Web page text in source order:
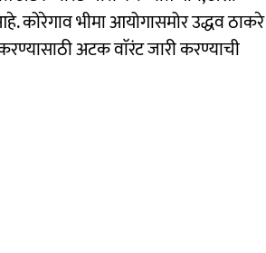
कोरेगाव भीमा आयोगासमोर उद्धव ठाकरे
करण्यासाठी अटक वाॅरंट जारी करण्याची